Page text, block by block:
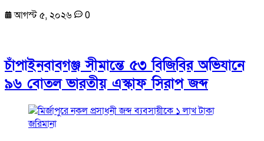
আগস্ট ৫, ২০২৬
0
চাঁপাইনবাবগঞ্জ সীমান্তে ৫৩ বিজিবির অভিযানে
৯৬ বোতল ভারতীয় এস্কাফ সিরাপ জব্দ